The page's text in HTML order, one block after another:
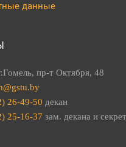
данные
пр-т Октября, 48
26-49-50 декан
25-16-37 зам. декана и